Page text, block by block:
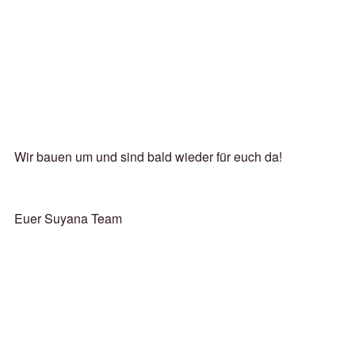
Wir bauen um und sind bald wieder für euch da!
Euer Suyana Team